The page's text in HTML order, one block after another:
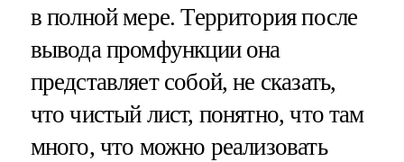
в полной мере. Территория после
вывода промфункции она
представляет собой, не сказать,
что чистый лист, понятно, что там
много, что можно реализовать